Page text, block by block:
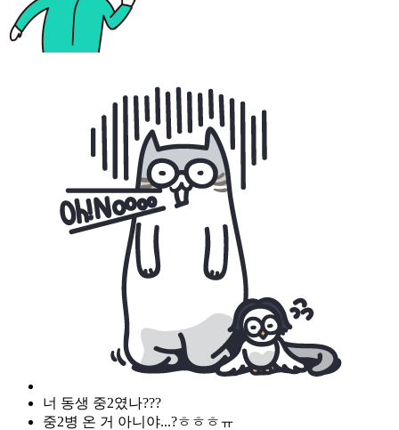
너 동생 중2였나???
중2병 온 거 아니야...?ㅎㅎㅎㅠ